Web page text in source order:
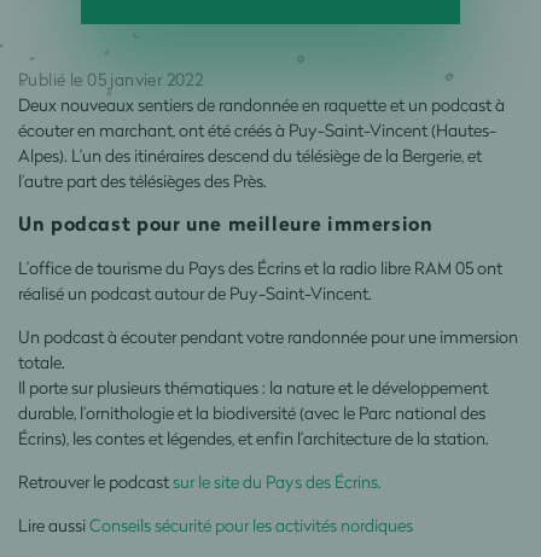
Publié le 05 janvier 2022
Deux nouveaux sentiers de randonnée en raquette et un podcast à
écouter en marchant, ont été créés à Puy-Saint-Vincent (Hautes-
Alpes). L’un des itinéraires descend du télésiège de la Bergerie, et
l’autre part des télésièges des Près.
Un podcast pour une meilleure immersion
L’office de tourisme du Pays des Écrins et la radio libre RAM 05 ont
réalisé un podcast autour de Puy-Saint-Vincent.
Un podcast à écouter pendant votre randonnée pour une immersion
totale.
Il porte sur plusieurs thématiques : la nature et le développement
durable, l’ornithologie et la biodiversité (avec le Parc national des
Écrins), les contes et légendes, et enfin l’architecture de la station.
Retrouver le podcastsur le site du Pays des Écrins.
Lire aussiConseils sécurité pour les activités nordiques